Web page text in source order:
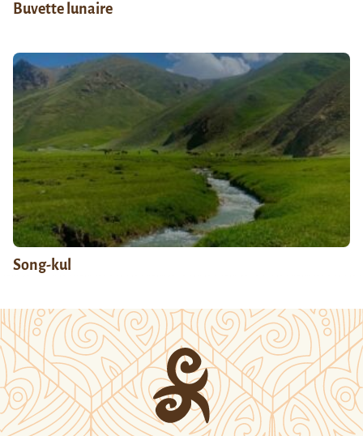
Buvette lunaire
Song-kul